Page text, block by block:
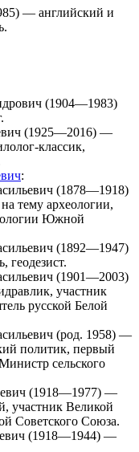
— английский и
(1904—1983)
(1925—2016) —
классик,
:
(1878—1918)
тему археологии,
Южной
(1892—1947)
геодезист.
(1901—2003)
участник
русской Белой
(род. 1958) —
политик, первый
сельского
(1918—1977) —
участник Великой
Советского Союза.
(1918—1944) —